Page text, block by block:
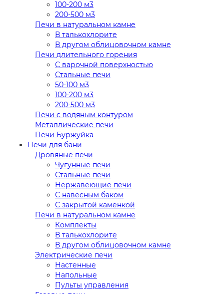
100-200 м3
200-500 м3
Печи в натуральном камне
В талькохлорите
В другом облицовочном камне
Печи длительного горения
С варочной поверхностью
Стальные печи
50-100 м3
100-200 м3
200-500 м3
Печи с водяным контуром
Металлические печи
Печи Буржуйка
Печи для бани
Дровяные печи
Чугунные печи
Стальные печи
Нержавеющие печи
С навесным баком
С закрытой каменкой
Печи в натуральном камне
Комплекты
В талькохлорите
В другом облицовочном камне
Электрические печи
Настенные
Напольные
Пульты управления